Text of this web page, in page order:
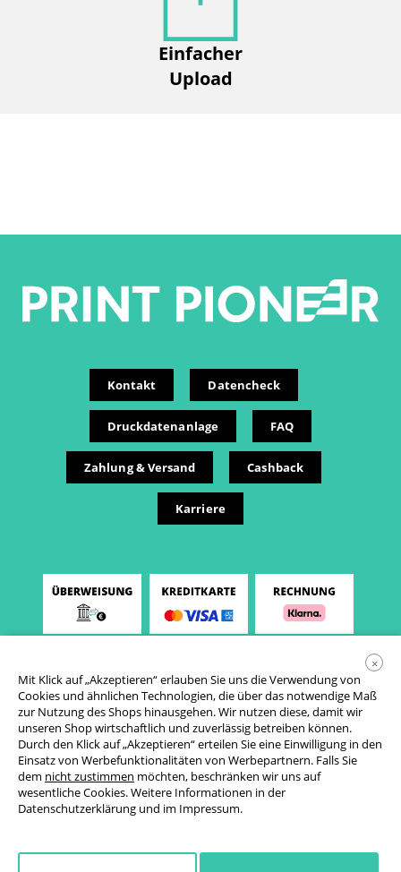
Einfacher
Upload
Kontakt Datencheck
Druckdatenanlage FAQ
Zahlung & Versand Cashback
Karriere
AGB
Datenschutzerklärung
Widerrufsrecht
×
Mit Klick auf „Akzeptieren“ erlauben Sie uns die Verwendung von
Cookies und ähnlichen Technologien, die über das notwendige Maß
zur Nutzung des Shops hinausgehen. Wir nutzen diese, damit wir
unseren Shop wirtschaftlich und zuverlässig betreiben können.
Durch den Klick auf „Akzeptieren“ erteilen Sie eine Einwilligung in den
Einsatz von Werbefunktionalitäten von Werbepartnern. Falls Sie
dem nicht zustimmen möchten, beschränken wir uns auf
wesentliche Cookies. Weitere Informationen in der
Datenschutzerklärung und im Impressum.